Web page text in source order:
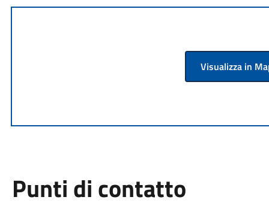
Visualizza in
Punti di contatto